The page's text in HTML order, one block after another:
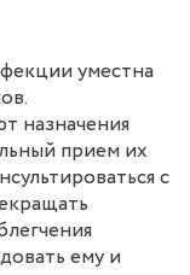
уместна
назначения
прием их
с
ему и